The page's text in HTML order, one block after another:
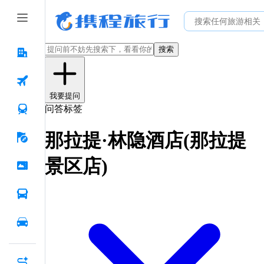
搜索
我要提问
问答标签
那拉提·林隐酒店(那拉提
景区店)